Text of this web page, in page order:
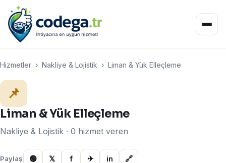
Hizmetler › Nakliye & Lojistik › Liman & Yük Elleçleme
📌
Liman & Yük Elleçleme
Nakliye & Lojistik · 0 hizmet veren
Paylaş 🟢 𝕏 f ✈ in 🔗